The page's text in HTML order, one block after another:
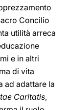
Concilio
utilità arreca
e in altri
di vita
ad adattare la
Caritatis,